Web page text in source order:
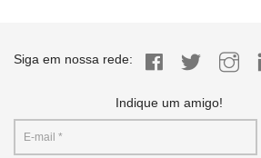
Siga em nossa rede:
Indique um amigo!